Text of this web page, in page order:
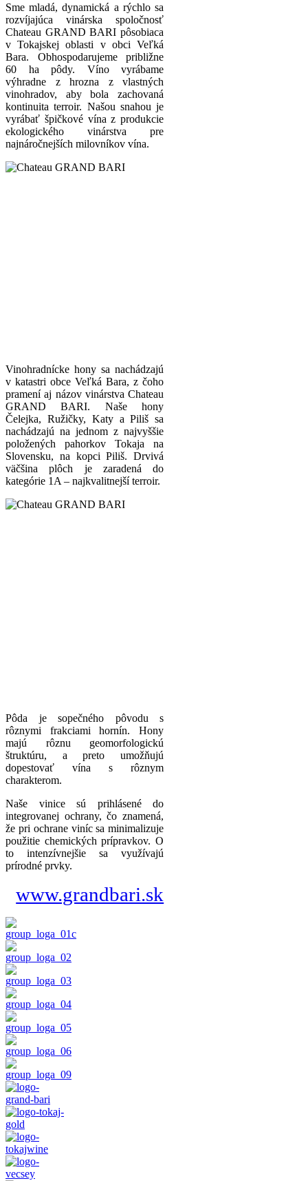
Sme mladá, dynamická a rýchlo sa
rozvíjajúca vinárska spoločnosť
Chateau GRAND BARI pôsobiaca
v Tokajskej oblasti v obci Veľká
Bara. Obhospodarujeme približne
60 ha pôdy. Víno vyrábame
výhradne z hrozna z vlastných
vinohradov, aby bola zachovaná
kontinuita terroir. Našou snahou je
vyrábať špičkové vína z produkcie
ekologického vinárstva pre
najnáročnejších milovníkov vína.
Vinohradnícke hony sa nachádzajú
v katastri obce Veľká Bara, z čoho
pramení aj názov vinárstva Chateau
GRAND BARI. Naše hony
Čelejka, Ružičky, Katy a Piliš sa
nachádzajú na jednom z najvyššie
položených pahorkov Tokaja na
Slovensku, na kopci Piliš. Drvivá
väčšina plôch je zaradená do
kategórie 1A – najkvalitnejší terroir.
Pôda je sopečného pôvodu s
rôznymi frakciami hornín. Hony
majú rôznu geomorfologickú
štruktúru, a preto umožňujú
dopestovať vína s rôznym
charakterom.
Naše vinice sú prihlásené do
integrovanej ochrany, čo znamená,
že pri ochrane viníc sa minimalizuje
použitie chemických prípravkov. O
to intenzívnejšie sa využívajú
prírodné prvky.
www.grandbari.sk